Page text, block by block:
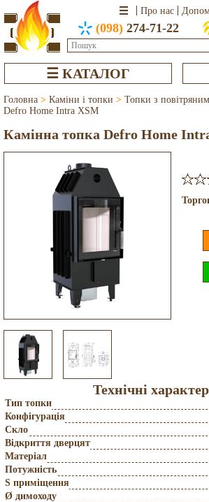
Про нас
(098) 274-71-22
☰ КАТАЛОГ
Головна > Каміни і топки > Топки з
Defro Home Intra XSM
Камінна топка Defro Home
Технічні
Тип топки
Конфігурація
Скло
Відкриття дверцят
Матеріал
Потужність
S приміщення
Ø димоходу